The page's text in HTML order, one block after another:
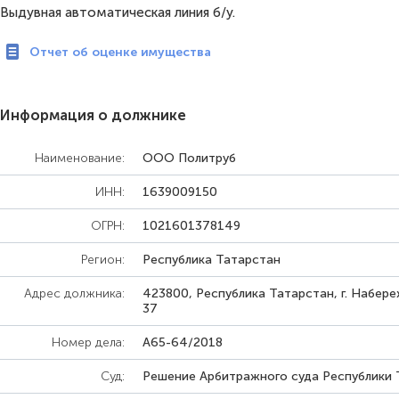
Выдувная автоматическая линия б/у.
Отчет об оценке имущества
Информация о должнике
Наименование: ООО Политруб
ИНН: 1639009150
ОГРН: 1021601378149
Регион: Республика Татарстан
Адрес должника:
423800, Республика Татарстан, г.
37
Номер дела: А65-64/2018
Суд: Решение Арбитражного суда Республики